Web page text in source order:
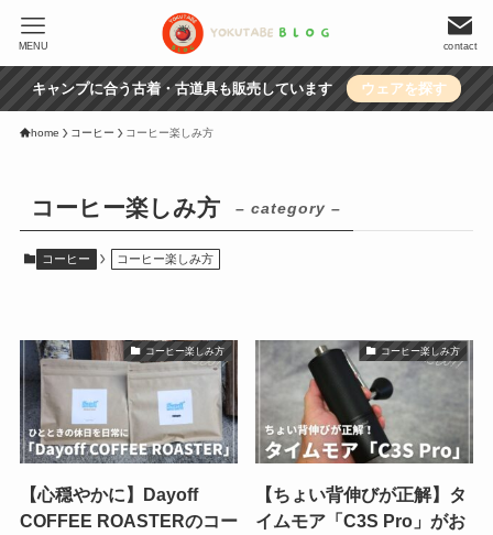
contact
MENU
キャンプに合う古着・古道具も販売しています ウェアを探す
home コーヒー コーヒー楽しみ方
コーヒー楽しみ方 – category –
コーヒー コーヒー楽しみ方
コーヒー楽しみ方
【心穏やかに】Dayoff
COFFEE ROASTERのコー
コーヒー楽しみ方
【ちょい背伸びが正解】タ
イムモア「C3S Pro」がお